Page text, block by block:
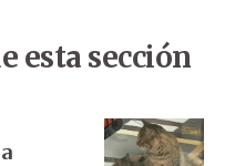
esta sección